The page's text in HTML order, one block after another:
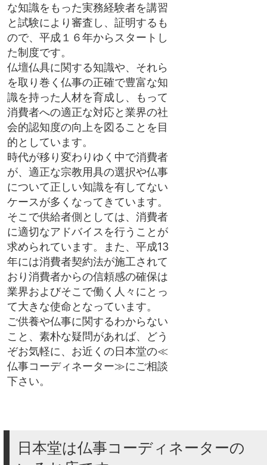
な知識をもった実務経験者を講習
と試験により審査し、証明するも
ので、平成１６年からスタートし
た制度です。
仏壇仏具に関する知識や、それら
を取り巻く仏事の正確で豊富な知
識を持った人材を育成し、もって
消費者への適正な対応と業界の社
会的認知度の向上を図ることを目
的としています。
時代が移り変わりゆく中で消費者
が、適正な宗教用具の選択や仏事
について正しい知識を有してない
ケースが多くなってきています。
そこで供給者側としては、消費者
に適切なアドバイスを行うことが
求められています。また、平成13
年には消費者契約法が施工されて
おり消費者からの信頼感の確保は
業界およびそこで働く人々にとっ
て大きな使命となっています。
ご供養や仏事に関するわからない
こと、素朴な疑問があれば、どう
ぞお気軽に、お近くの日本堂の≪
仏事コーディネーター≫にご相談
下さい。
日本堂は仏事コーディネーターの